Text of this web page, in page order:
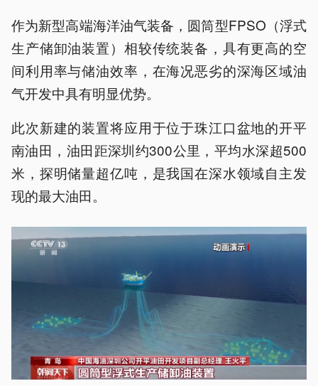
作为新型高端海洋油气装备，圆筒型FPSO（浮式
生产储卸油装置）相较传统装备，具有更高的空
间利用率与储油效率，在海况恶劣的深海区域油
气开发中具有明显优势。
此次新建的装置将应用于位于珠江口盆地的开平
南油田，油田距深圳约300公里，平均水深超500
米，探明储量超亿吨，是我国在深水领域自主发
现的最大油田。